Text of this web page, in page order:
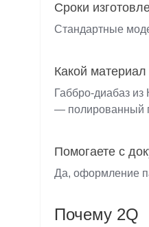
Сроки
Стандартные
Какой
Габбро-диабаз
— полированный
Помогаете с
Да, оформление
Почему 2Q